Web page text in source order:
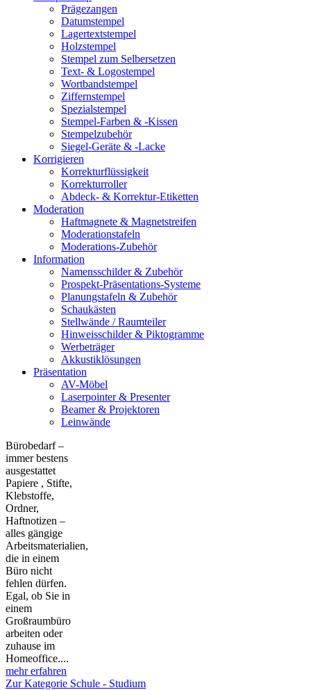
Prägezangen
Datumstempel
Lagertextstempel
Holzstempel
Stempel zum Selbersetzen
Text- & Logostempel
Wortbandstempel
Ziffernstempel
Spezialstempel
Stempel-Farben & -Kissen
Stempelzubehör
Siegel-Geräte & -Lacke
Korrigieren
Korrekturflüssigkeit
Korrekturroller
Abdeck- & Korrektur-Etiketten
Moderation
Haftmagnete & Magnetstreifen
Moderationstafeln
Moderations-Zubehör
Information
Namensschilder & Zubehör
Prospekt-Präsentations-Systeme
Planungstafeln & Zubehör
Schaukästen
Stellwände / Raumteiler
Hinweisschilder & Piktogramme
Werbeträger
Akkustiklösungen
Präsentation
AV-Möbel
Laserpointer & Presenter
Beamer & Projektoren
Leinwände
Bürobedarf –
immer bestens
ausgestattet
Papiere , Stifte,
Klebstoffe,
Ordner,
Haftnotizen –
alles gängige
Arbeitsmaterialien,
die in einem
Büro nicht
fehlen dürfen.
Egal, ob Sie in
einem
Großraumbüro
arbeiten oder
zuhause im
Homeoffice....
mehr erfahren
Zur Kategorie Schule - Studium